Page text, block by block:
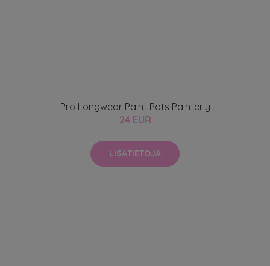
Pro Longwear Paint Pots Painterly
24 EUR
LISÄTIETOJA